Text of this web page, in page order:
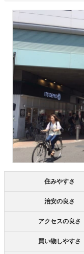
住みやすさ
治安の良さ
アクセスの良さ
買い物しやすさ